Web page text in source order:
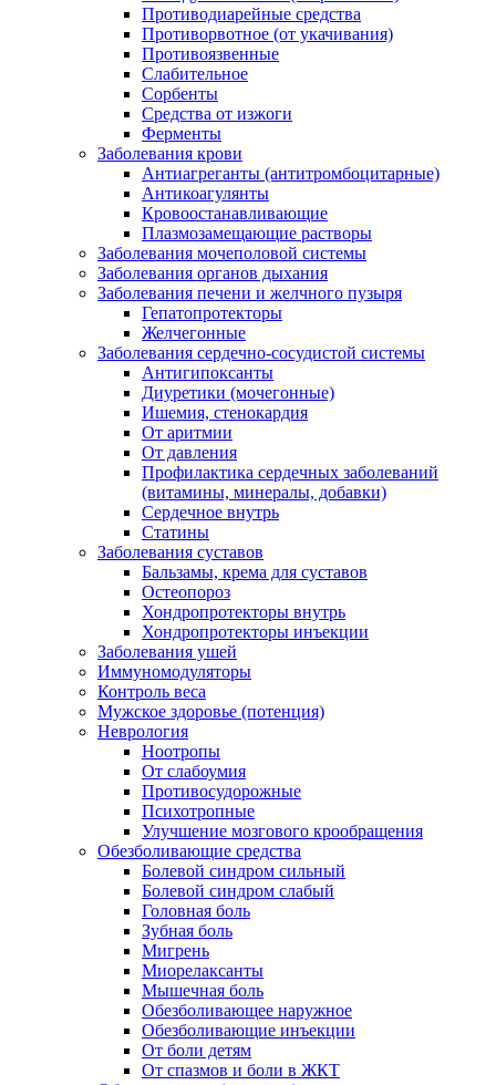
Противодиарейные средства
Противорвотное (от укачивания)
Противоязвенные
Слабительное
Сорбенты
Средства от изжоги
Ферменты
Заболевания крови
Антиагреганты (антитромбоцитарные)
Антикоагулянты
Кровоостанавливающие
Плазмозамещающие растворы
Заболевания мочеполовой системы
Заболевания органов дыхания
Заболевания печени и желчного пузыря
Гепатопротекторы
Желчегонные
Заболевания сердечно-сосудистой системы
Антигипоксанты
Диуретики (мочегонные)
Ишемия, стенокардия
От аритмии
От давления
Профилактика сердечных заболеваний
(витамины, минералы, добавки)
Сердечное внутрь
Статины
Заболевания суставов
Бальзамы, крема для суставов
Остеопороз
Хондропротекторы внутрь
Хондропротекторы инъекции
Заболевания ушей
Иммуномодуляторы
Контроль веса
Мужское здоровье (потенция)
Неврология
Ноотропы
От слабоумия
Противосудорожные
Психотропные
Улучшение мозгового крообращения
Обезболивающие средства
Болевой синдром сильный
Болевой синдром слабый
Головная боль
Зубная боль
Мигрень
Миорелаксанты
Мышечная боль
Обезболивающее наружное
Обезболивающие инъекции
От боли детям
От спазмов и боли в ЖКТ